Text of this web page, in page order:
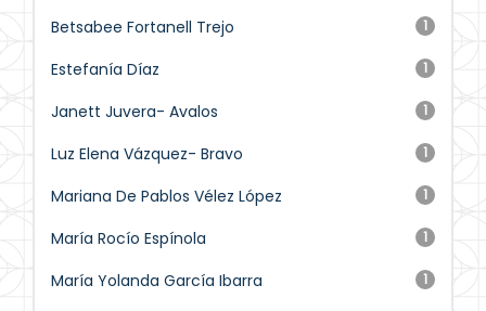
1
Betsabee Fortanell Trejo
1
Estefanía Díaz
1
Janett Juvera- Avalos
1
Luz Elena Vázquez- Bravo
1
Mariana De Pablos Vélez López
1
María Rocío Espínola
1
María Yolanda García Ibarra